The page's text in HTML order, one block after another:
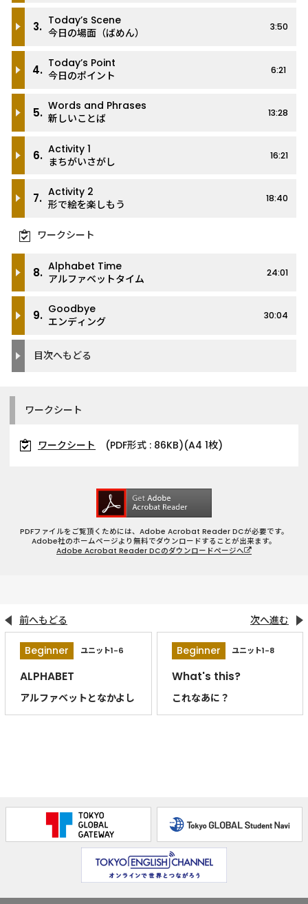
3. Today’s Scene
今日の場面（ばめん）
3:50
4. Today’s Point
今日のポイント
6:21
5. Words and Phrases
新しいことば
13:28
6. Activity 1
まちがいさがし
16:21
7. Activity 2
形で絵を楽しもう
18:40
ワークシート
8. Alphabet Time
アルファベットタイム
24:01
9. Goodbye
エンディング
30:04
目次へもどる
ワークシート
ワークシート (PDF形式 : 86KB)(A4 1枚)
PDFファイルをご覧頂くためには、Adobe Acrobat Reader DCが必要です。
Adobe社のホームページより無料でダウンロードすることが出来ます。
Adobe Acrobat Reader DCのダウンロードページへ
前へもどる
Beginner ユニット1-6
ALPHABET
アルファベットとなかよし
次へ進む
Beginner ユニット1-8
What's this?
これなあに？